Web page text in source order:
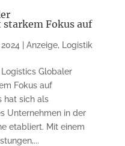
Fokus auf
Anzeige, Logistik
Logistics Globaler
Fokus auf
hat sich als
Unternehmen in der
etabliert. Mit einem